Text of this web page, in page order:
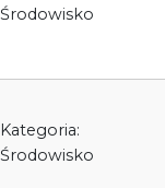
Środowisko
Kategoria:
Środowisko